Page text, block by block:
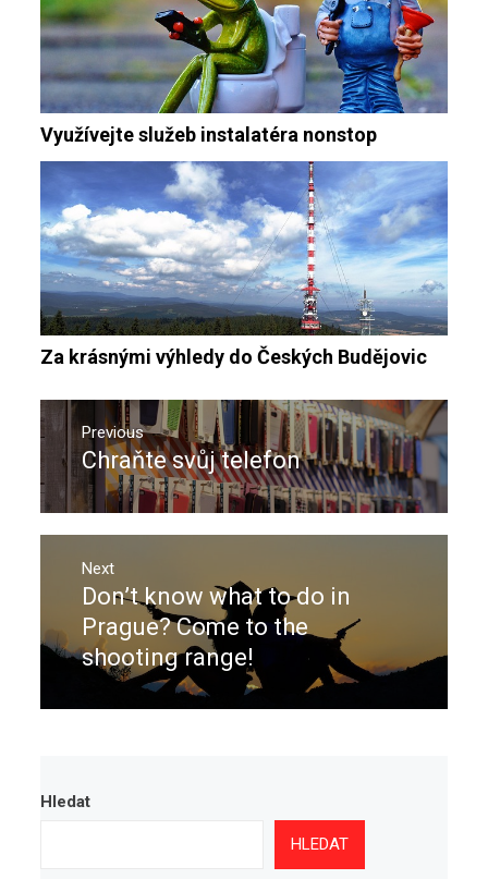
Využívejte služeb instalatéra nonstop
Za krásnými výhledy do Českých Budějovic
Navigace
pro
příspěvek
Previous
Previous
post:
Chraňte svůj telefon
Next
Next
post:
Don’t know what to do in
Prague? Come to the
shooting range!
Hledat
HLEDAT